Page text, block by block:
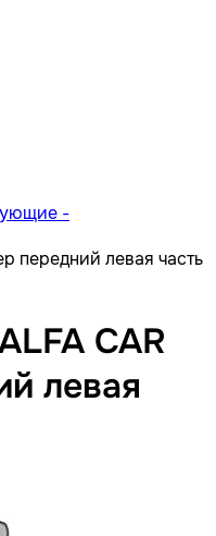
-
передний левая часть
CAR
левая